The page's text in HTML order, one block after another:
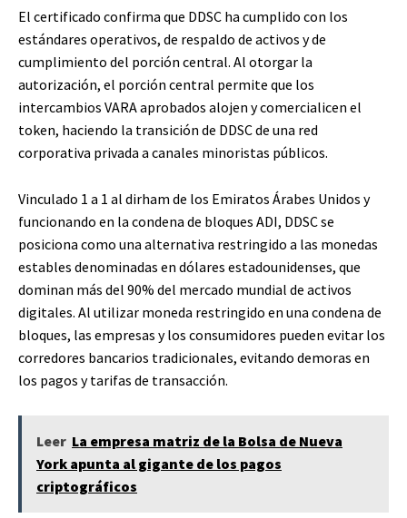
El certificado confirma que DDSC ha cumplido con los
estándares operativos, de respaldo de activos y de
cumplimiento del porción central. Al otorgar la
autorización, el porción central permite que los
intercambios VARA aprobados alojen y comercialicen el
token, haciendo la transición de DDSC de una red
corporativa privada a canales minoristas públicos.
Vinculado 1 a 1 al dirham de los Emiratos Árabes Unidos y
funcionando en la condena de bloques ADI, DDSC se
posiciona como una alternativa restringido a las monedas
estables denominadas en dólares estadounidenses, que
dominan más del 90% del mercado mundial de activos
digitales. Al utilizar moneda restringido en una condena de
bloques, las empresas y los consumidores pueden evitar los
corredores bancarios tradicionales, evitando demoras en
los pagos y tarifas de transacción.
Leer La empresa matriz de la Bolsa de Nueva
York apunta al gigante de los pagos
criptográficos